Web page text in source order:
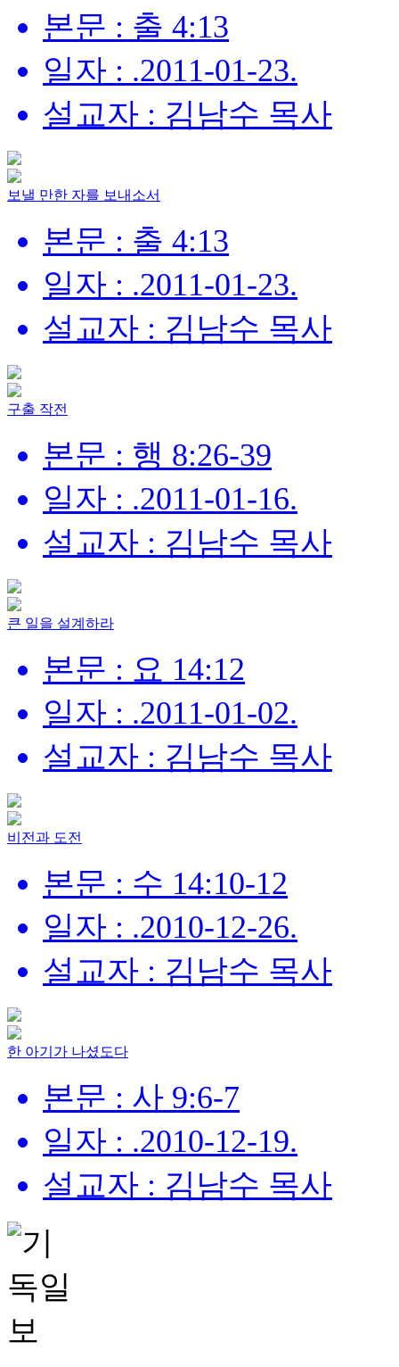
본문 : 출 4:13
일자 : .2011-01-23.
설교자 : 김남수 목사
보낼 만한 자를 보내소서
본문 : 출 4:13
일자 : .2011-01-23.
설교자 : 김남수 목사
구출 작전
본문 : 행 8:26-39
일자 : .2011-01-16.
설교자 : 김남수 목사
큰 일을 설계하라
본문 : 요 14:12
일자 : .2011-01-02.
설교자 : 김남수 목사
비전과 도전
본문 : 수 14:10-12
일자 : .2010-12-26.
설교자 : 김남수 목사
한 아기가 나셨도다
본문 : 사 9:6-7
일자 : .2010-12-19.
설교자 : 김남수 목사